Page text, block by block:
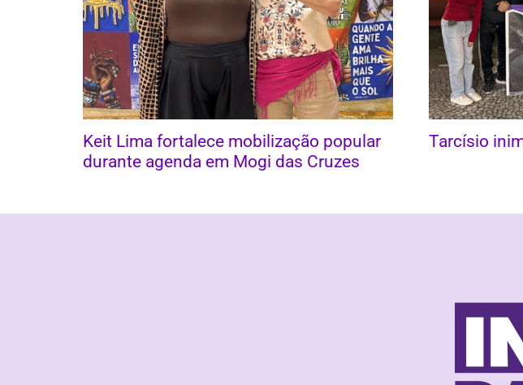
Keit Lima fortalece mobilização popular
durante agenda em Mogi das Cruzes
Tarcísio